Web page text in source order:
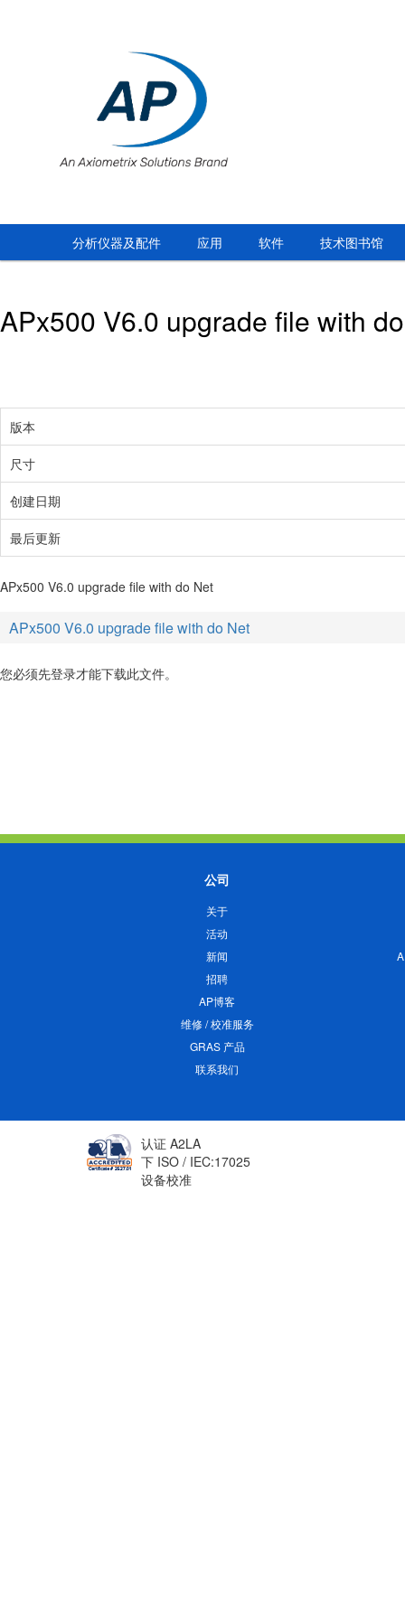
分析仪器及配件 应用 软件 技术图书馆
APx500 V6.0 upgrade file with
版本
尺寸
创建日期
最后更新
APx500 V6.0 upgrade file with do Net
APx500 V6.0 upgrade file with do Net
您必须先登录才能下载此文件。
公司
关于
活动
新闻
招聘
AP博客
维修 / 校准服务
GRAS 产品
联系我们
认证 A2LA
下 ISO / IEC:17025
设备校准